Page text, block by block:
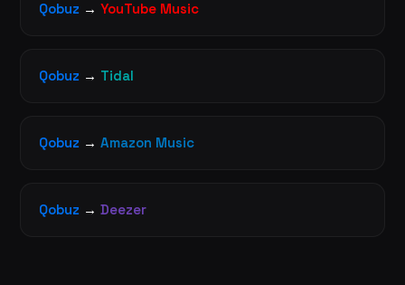
Qobuz → YouTube Music
Qobuz → Tidal
Qobuz → Amazon Music
Qobuz → Deezer